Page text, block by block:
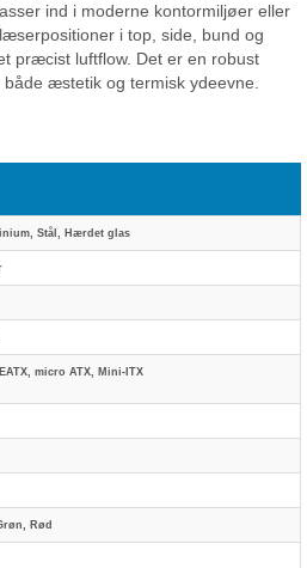
ind i moderne kontormiljøer eller
i top, side, bund og
præcist luftflow. Det er en robust
æstetik og termisk ydeevne.
Stål, Hærdet glas
micro ATX, Mini-ITX
Rød